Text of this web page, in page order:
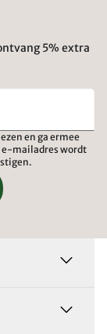
5% extra
en ga ermee
e-mailadres wordt